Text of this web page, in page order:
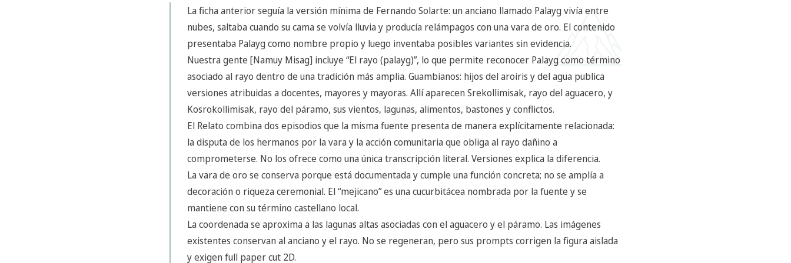
La ficha anterior seguía la versión mínima de Fernando Solarte: un anciano llamado Palayg vivía entre
nubes, saltaba cuando su cama se volvía lluvia y producía relámpagos con una vara de oro. El contenido
presentaba Palayg como nombre propio y luego inventaba posibles variantes sin evidencia.
Nuestra gente [Namuy Misag] incluye “El rayo (palayg)”, lo que permite reconocer Palayg como término
asociado al rayo dentro de una tradición más amplia. Guambianos: hijos del aroiris y del agua publica
versiones atribuidas a docentes, mayores y mayoras. Allí aparecen Srekollimisak, rayo del aguacero, y
Kosrokollimisak, rayo del páramo, sus vientos, lagunas, alimentos, bastones y conflictos.
El Relato combina dos episodios que la misma fuente presenta de manera explícitamente relacionada:
la disputa de los hermanos por la vara y la acción comunitaria que obliga al rayo dañino a
comprometerse. No los ofrece como una única transcripción literal. Versiones explica la diferencia.
La vara de oro se conserva porque está documentada y cumple una función concreta; no se amplía a
decoración o riqueza ceremonial. El “mejicano” es una cucurbitácea nombrada por la fuente y se
mantiene con su término castellano local.
La coordenada se aproxima a las lagunas altas asociadas con el aguacero y el páramo. Las imágenes
existentes conservan al anciano y el rayo. No se regeneran, pero sus prompts corrigen la figura aislada
y exigen full paper cut 2D.